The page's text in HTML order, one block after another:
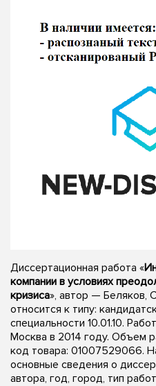
Диссертационная работа «
компании в условиях
кризиса», автор — Беляков,
относится к типу:
специальности 10.01.10.
Москва в 2014 году. Объем
код товара: 01007529066.
основные сведения о
автора, год, город, тип